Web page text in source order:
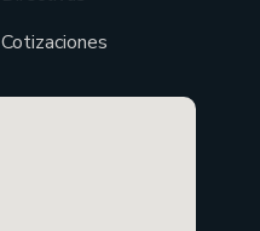
Cotizaciones